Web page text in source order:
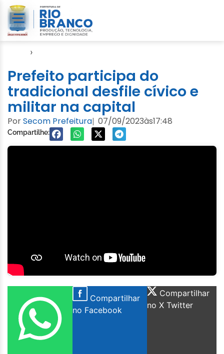
›
Prefeito participa do
tradicional desfile cívico e
militar na capital
PorSecom Prefeitura| 07/09/2023às17:48
Compartilhe:
Compartilhar
no Facebook
Compartilhar
no X Twitter